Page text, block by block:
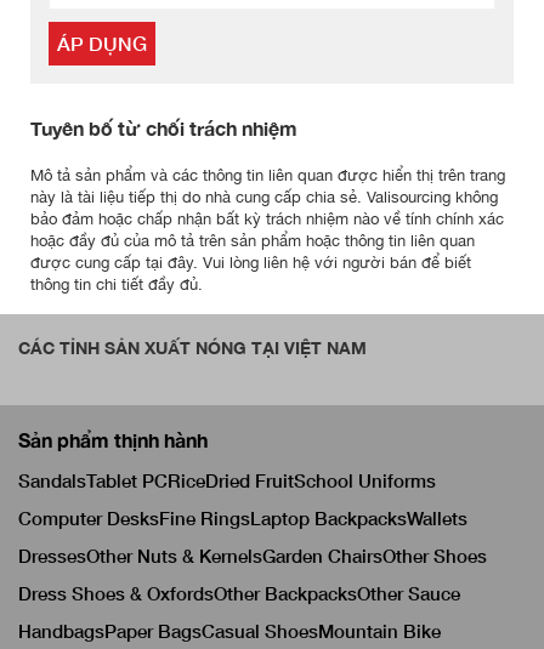
ÁP DỤNG
Tuyên bố từ chối trách nhiệm
Mô tả sản phẩm và các thông tin liên quan được hiển thị trên trang
này là tài liệu tiếp thị do nhà cung cấp chia sẻ. Valisourcing không
bảo đảm hoặc chấp nhận bất kỳ trách nhiệm nào về tính chính xác
hoặc đầy đủ của mô tả trên sản phẩm hoặc thông tin liên quan
được cung cấp tại đây. Vui lòng liên hệ với người bán để biết
thông tin chi tiết đầy đủ.
CÁC TỈNH SẢN XUẤT NÓNG TẠI VIỆT NAM
Sản phẩm thịnh hành
SandalsTablet PCRiceDried FruitSchool Uniforms
Computer DesksFine RingsLaptop BackpacksWallets
DressesOther Nuts & KernelsGarden ChairsOther Shoes
Dress Shoes & OxfordsOther BackpacksOther Sauce
HandbagsPaper BagsCasual ShoesMountain Bike